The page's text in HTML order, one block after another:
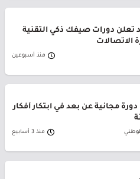
تعلن دورات صيفك ذكي التقنية
الاتصالات
منذ أسبوعين
مجانية عن بعد في ابتكار أفكار
منذ 3 أسابيع